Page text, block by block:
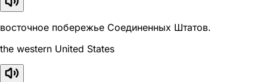
восточное побережье Соединенных Штатов.
the western United States